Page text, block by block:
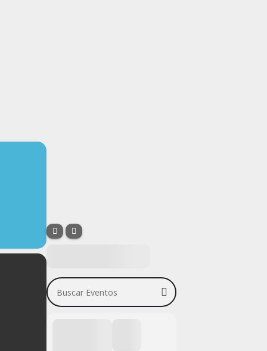
Buscar Eventos